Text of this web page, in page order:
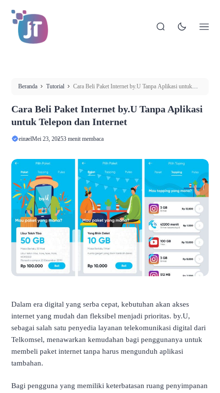
Beranda Tutorial
Cara Beli Paket Internet by.U Tanpa Aplikasi untuk
Cara Beli Paket Internet by.U Tanpa Aplikasi
untuk Telepon dan Internet
einzelMei 23, 20253 menit membaca
Dalam era digital yang serba cepat, kebutuhan akan akses
internet yang mudah dan fleksibel menjadi prioritas. by.U,
sebagai salah satu penyedia layanan telekomunikasi digital dari
Telkomsel, menawarkan kemudahan bagi penggunanya untuk
membeli paket internet tanpa harus mengunduh aplikasi
tambahan.
Bagi pengguna yang memiliki keterbatasan ruang penyimpanan